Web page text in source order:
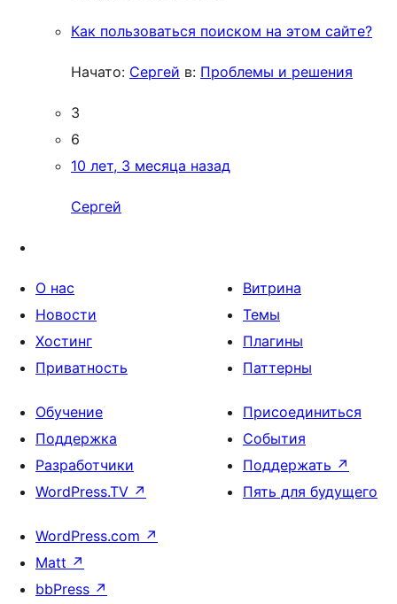
Как пользоваться поиском на этом сайте?
Начато: Сергей в: Проблемы и решения
3
6
10 лет, 3 месяца назад
Сергей
О нас
Новости
Хостинг
Приватность
Витрина
Темы
Плагины
Паттерны
Обучение
Поддержка
Разработчики
WordPress.TV ↗
Присоединиться
События
Поддержать ↗
Пять для будущего
WordPress.com ↗
Matt ↗
bbPress ↗